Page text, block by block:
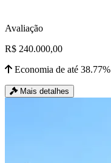
Avaliação
R$ 240.000,00
Economia de até 38.77%
Mais detalhes